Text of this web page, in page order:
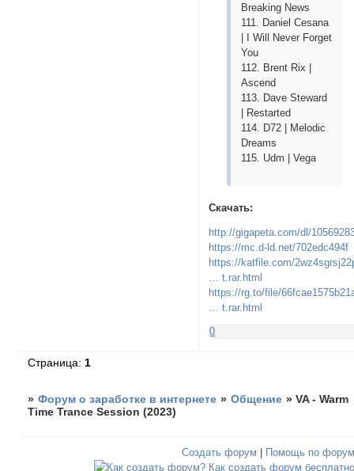
Breaking News
111. Daniel Cesana
| I Will Never Forget
You
112. Brent Rix |
Ascend
113. Dave Steward
| Restarted
114. D72 | Melodic
Dreams
115. Udm | Vega
Скачать:
http://gigapeta.com/dl/
https://mc.d-ld.net/702edc494f
https://katfile.com/
… t.rar.html
https://rg.to/file/
… t.rar.html
0
Страница: 1
» Форум о заработке в интернете » Общение »VA - Warm
Time Trance Session (2023)
Создать форум | Помощь по